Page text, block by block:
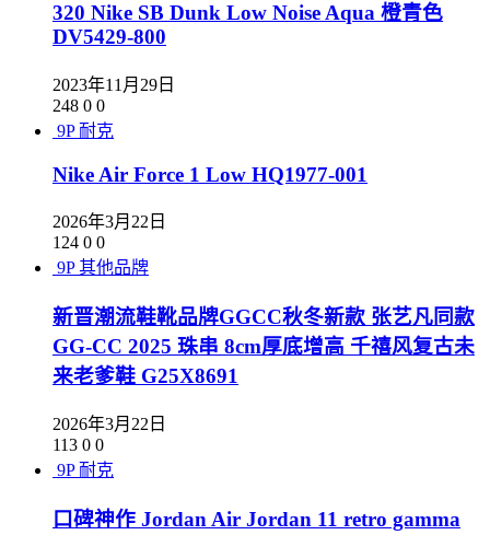
320 Nike SB Dunk Low Noise Aqua 橙青色
DV5429-800
2023年11月29日
248 0 0
9P 耐克
Nike Air Force 1 Low HQ1977-001
2026年3月22日
124 0 0
9P 其他品牌
新晋潮流鞋靴品牌GGCC秋冬新款 张艺凡同款
GG-CC 2025 珠串 8cm厚底增高 千禧风复古未
来老爹鞋 G25X8691
2026年3月22日
113 0 0
9P 耐克
口碑神作 Jordan Air Jordan 11 retro gamma